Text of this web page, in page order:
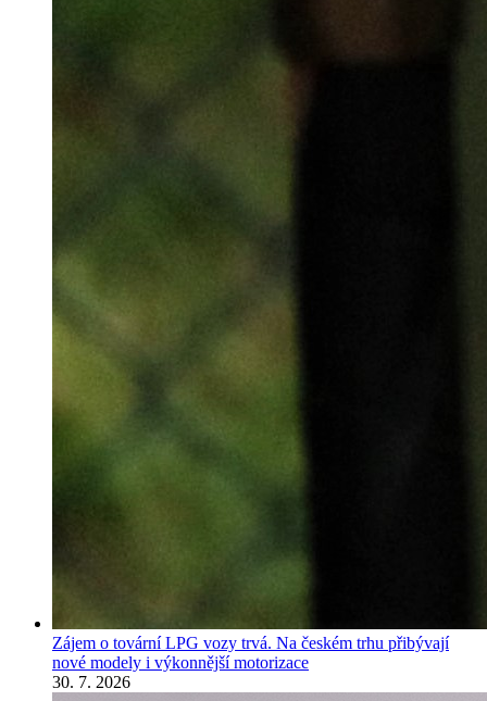
Zájem o tovární LPG vozy trvá. Na českém trhu přibývají
nové modely i výkonnější motorizace
30. 7. 2026